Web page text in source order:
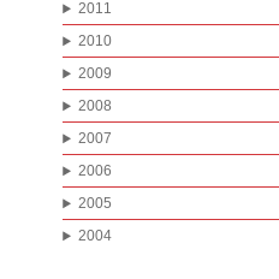
2011
2010
2009
2008
2007
2006
2005
2004